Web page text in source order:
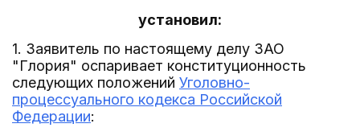
установил:
1. Заявитель по настоящему делу ЗАО
"Глория" оспаривает конституционность
следующих положений Уголовно-
процессуального кодекса Российской
Федерации: